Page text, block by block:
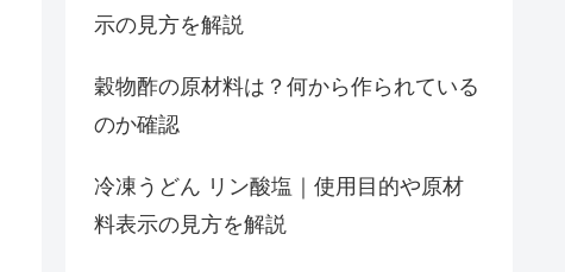
示の見方を解説
穀物酢の原材料は？何から作られている
のか確認
冷凍うどん リン酸塩｜使用目的や原材
料表示の見方を解説